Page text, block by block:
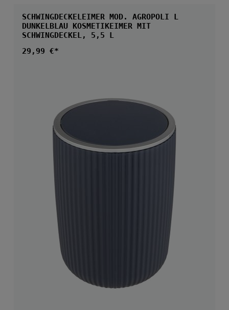
SCHWINGDECKELEIMER MOD. AGROPOLI L
DUNKELBLAU KOSMETIKEIMER MIT
SCHWINGDECKEL, 5,5 L
Regulärer Preis:
29,99 €*